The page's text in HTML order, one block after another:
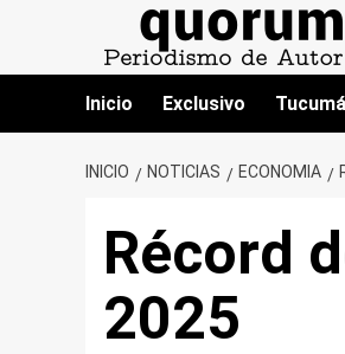
contenido
Inicio
Exclusivo
INICIO NOTICIAS ECONOMIA
Récord
2025